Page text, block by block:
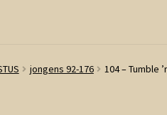
jongens 92-176 104 – Tumble